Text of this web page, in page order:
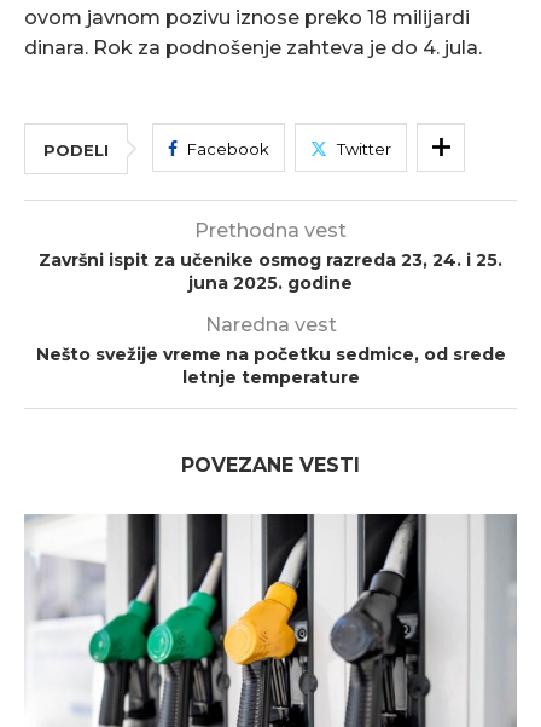
ovom javnom pozivu iznose preko 18 milijardi
dinara. Rok za podnošenje zahteva je do 4. jula.
PODELI Facebook Twitter
Prethodna vest
Završni ispit za učenike osmog razreda 23, 24. i 25.
juna 2025. godine
Naredna vest
Nešto svežije vreme na početku sedmice, od srede
letnje temperature
POVEZANE VESTI